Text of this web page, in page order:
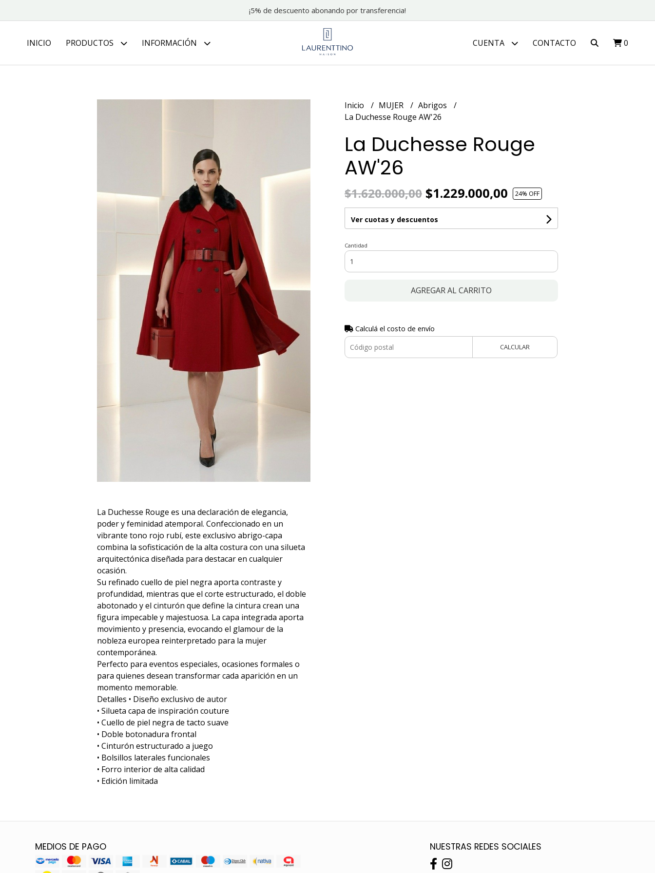
¡5% de descuento abonando por transferencia!
INICIO PRODUCTOS INFORMACIÓN CUENTA CONTACTO 0
La Duchesse Rouge es una declaración de elegancia,
poder y feminidad atemporal. Confeccionado en un
vibrante tono rojo rubí, este exclusivo abrigo-capa
combina la sofisticación de la alta costura con una silueta
arquitectónica diseñada para destacar en cualquier
ocasión.
Su refinado cuello de piel negra aporta contraste y
profundidad, mientras que el corte estructurado, el doble
abotonado y el cinturón que define la cintura crean una
figura impecable y majestuosa. La capa integrada aporta
movimiento y presencia, evocando el glamour de la
nobleza europea reinterpretado para la mujer
contemporánea.
Perfecto para eventos especiales, ocasiones formales o
para quienes desean transformar cada aparición en un
momento memorable.
Detalles • Diseño exclusivo de autor
• Silueta capa de inspiración couture
• Cuello de piel negra de tacto suave
• Doble botonadura frontal
• Cinturón estructurado a juego
• Bolsillos laterales funcionales
• Forro interior de alta calidad
• Edición limitada
Inicio MUJER
Abrigos
La Duchesse Rouge AW'26
La Duchesse Rouge
AW'26
$1.620.000,00 $1.229.000,00 24% OFF
Ver cuotas y descuentos
Cantidad
AGREGAR AL CARRITO
Calculá el costo de envío
CALCULAR
MEDIOS DE PAGO NUESTRAS REDES SOCIALES